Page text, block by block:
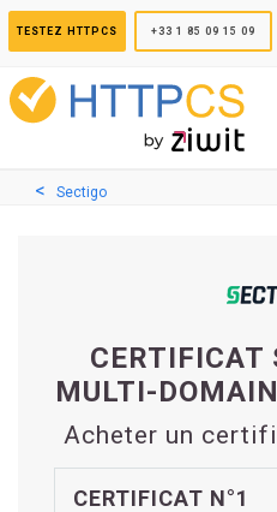
TESTEZ HTTPCS +33 1 85 09 15 09
Sectigo
CERTIFICAT
MULTI-
Acheter un
CERTIFICAT N°1
Panneau de gestion des cookies